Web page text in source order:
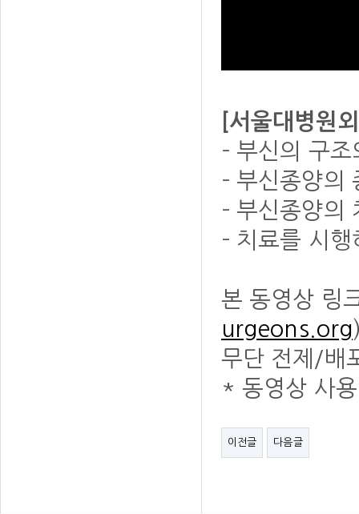
[서울대병원
- 부신의 구조
- 부신종양의
- 부신종양의
- 치료를 시행
본 동영상 링
urgeons.org
무단 전제/배
* 동영상 사
이전글 다음글